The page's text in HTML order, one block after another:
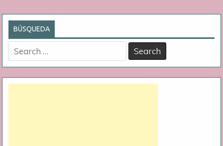
BÚSQUEDA
Search
for: